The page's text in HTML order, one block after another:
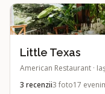
Little Texas
American Restaurant ·
3 recenzii3 foto17